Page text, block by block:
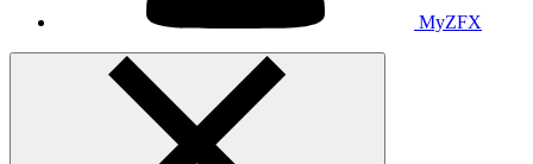
MyZFX